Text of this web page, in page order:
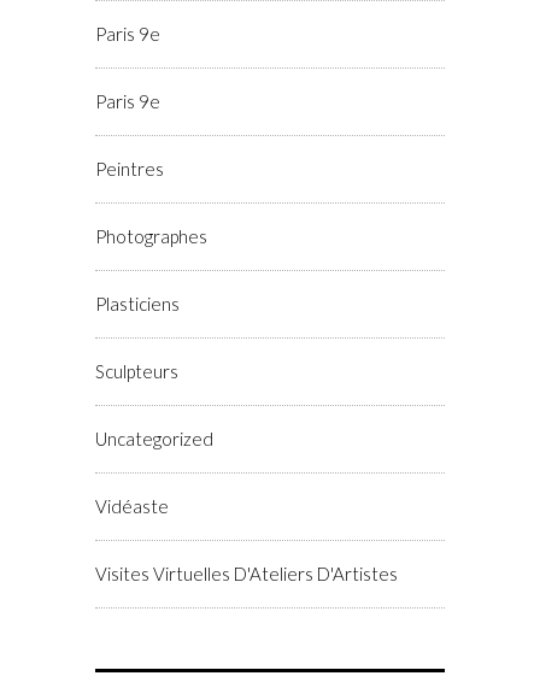
Paris 9e
Paris 9e
Peintres
Photographes
Plasticiens
Sculpteurs
Uncategorized
Vidéaste
Visites Virtuelles D'Ateliers D'Artistes